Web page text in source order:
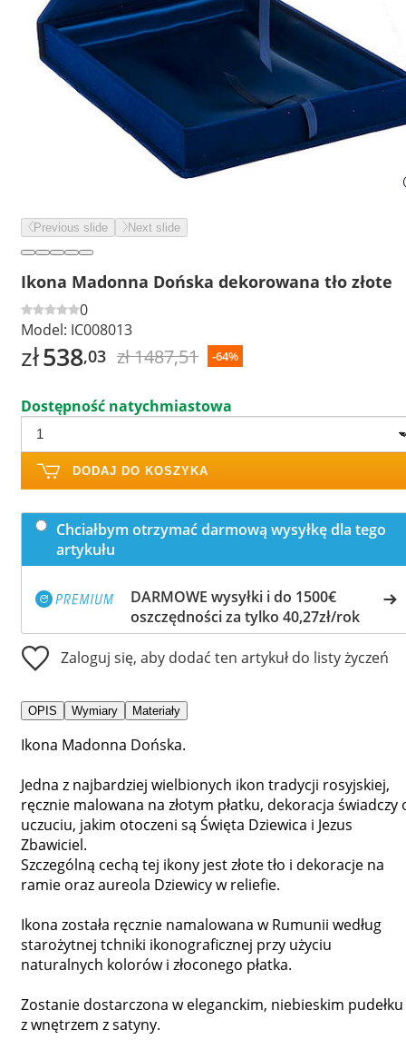
Previous slide Next slide
Ikona Madonna Dońska dekorowana tło złote
0
Model: IC008013
zł538,03 zł 1487,51 -64%
Dostępność natychmiastowa
DODAJ DO KOSZYKA
Chciałbym otrzymać darmową wysyłkę dla tego
artykułu
DARMOWE wysyłki i do 1500€
oszczędności za tylko 40,27zł/rok
Zaloguj się, aby dodać ten artykuł do listy życzeń
OPIS Wymiary Materiały
Ikona Madonna Dońska.
Jedna z najbardziej wielbionych ikon tradycji rosyjskiej,
ręcznie malowana na złotym płatku, dekoracja świadczy
uczuciu, jakim otoczeni są Święta Dziewica i Jezus
Zbawiciel.
Szczególną cechą tej ikony jest złote tło i dekoracje na
ramie oraz aureola Dziewicy w reliefie.
Ikona została ręcznie namalowana w Rumunii według
starożytnej tchniki ikonograficznej przy użyciu
naturalnych kolorów i złoconego płatka.
Zostanie dostarczona w eleganckim, niebieskim pudełku
z wnętrzem z satyny.